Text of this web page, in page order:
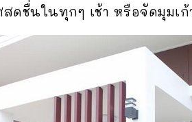
ดชื่นในทุกๆ เช้า หรือจัดมุมเก้